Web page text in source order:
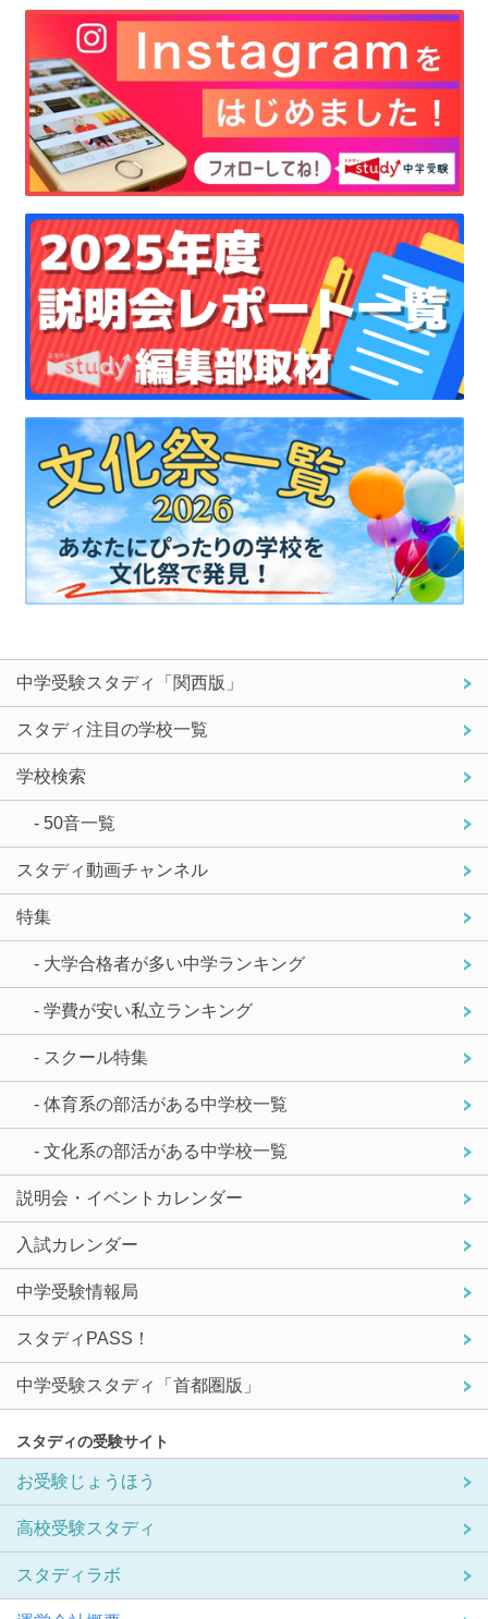
中学受験スタディ「関西版」
スタディ注目の学校一覧
学校検索
- 50音一覧
スタディ動画チャンネル
特集
- 大学合格者が多い中学ランキング
- 学費が安い私立ランキング
- スクール特集
- 体育系の部活がある中学校一覧
- 文化系の部活がある中学校一覧
説明会・イベントカレンダー
入試カレンダー
中学受験情報局
スタディPASS！
中学受験スタディ「首都圏版」
スタディの受験サイト
お受験じょうほう
高校受験スタディ
スタディラボ